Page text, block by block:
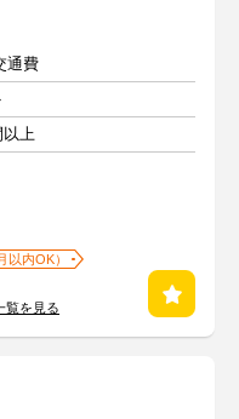
通費
以上
以内OK）
覧を見る